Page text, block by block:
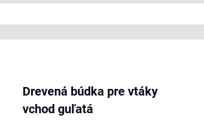
Drevená búdka pre vtáky
vchod guľatá